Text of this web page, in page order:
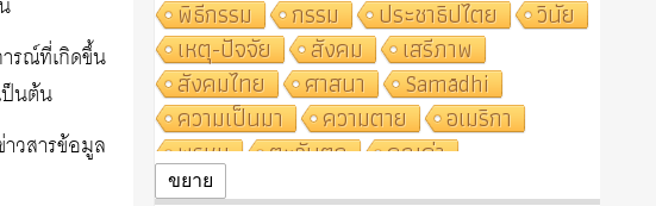
รณ์ที่เกิดขึ้น
ป็นต้น
วสารข้อมูล
พิธีกรรม
กรรม ประชาธิปไตย
วินัย
เหตุ-ปัจจัย
สังคม
เสรีภาพ
สังคมไทย
ศาสนา
Samādhi
ความเป็นมา
ความตาย
อเมริกา
พรหม
ตะวันตก
คุณค่า
ปฏิจจสมุปบาท
ขยาย